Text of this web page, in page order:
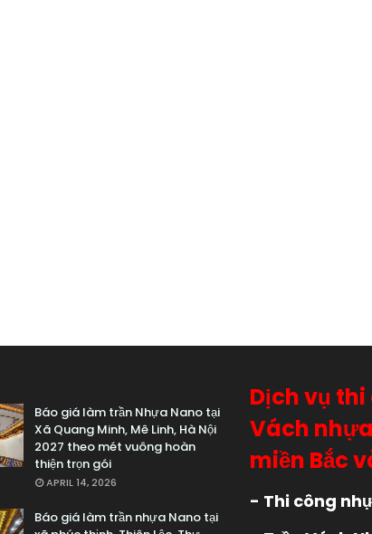
Báo giá làm trần Nhựa Nano tại
Xã Quang Minh, Mê Linh, Hà Nội
2027 theo mét vuông hoàn
thiện trọn gói
APRIL 14, 2026
Báo giá làm trần nhựa Nano tại
Dịch vụ
Vách
miền Bắc
- Thi công